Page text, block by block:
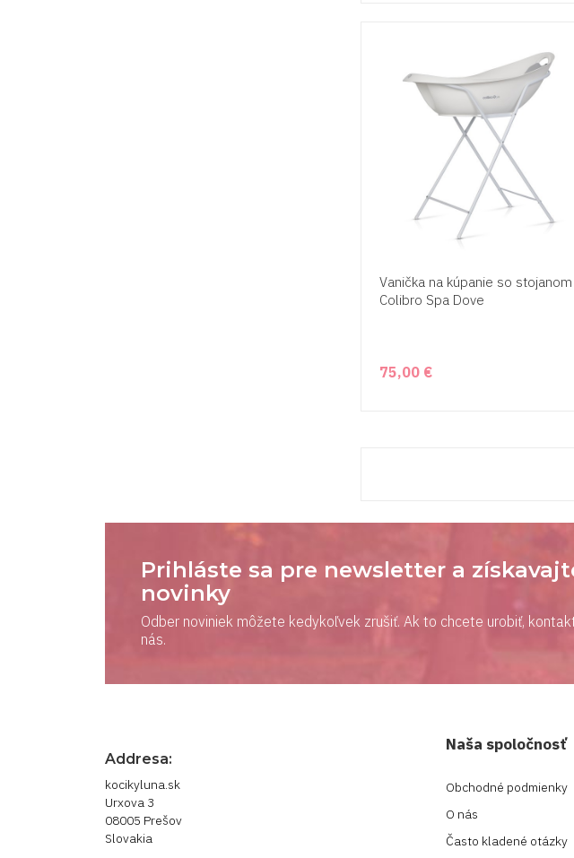
Vanička na kúpanie so stojanom
Colibro Spa Dove
75,00 €
Prihláste sa pre newsletter a
novinky
Odber noviniek môžete kedykoľvek zrušiť. Ak to chcete urobiť,
nás.
Addresa:
kocikyluna.sk
Urxova 3
08005 Prešov
Slovakia
Naša spoločnosť
Obchodné podmienky
O nás
Často kladené otázky